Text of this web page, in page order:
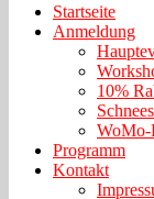
Startseite
Anmeldung
10%
WoMo-
Programm
Kontakt